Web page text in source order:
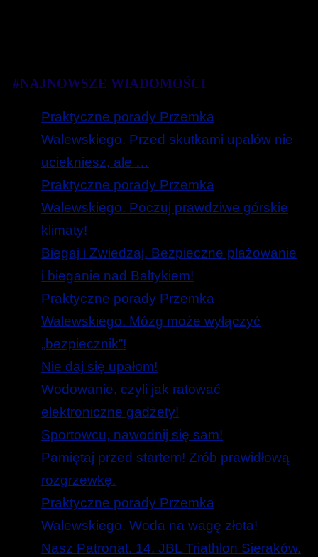
#NAJNOWSZE WIADOMOŚCI
Praktyczne porady Przemka
Walewskiego. Przed skutkami upałów nie
uciekniesz, ale …
Praktyczne porady Przemka
Walewskiego. Poczuj prawdziwe górskie
klimaty!
Biegaj i Zwiedzaj. Bezpieczne plażowanie
i bieganie nad Bałtykiem!
Praktyczne porady Przemka
Walewskiego. Mózg może wyłączyć
„bezpiecznik”!
Nie daj się upałom!
Wodowanie, czyli jak ratować
elektroniczne gadżety!
Sportowcu, nawodnij się sam!
Pamiętaj przed startem! Zrób prawidłową
rozgrzewkę.
Praktyczne porady Przemka
Walewskiego. Woda na wagę złota!
Nasz Patronat. 14. JBL Triathlon Sieraków.